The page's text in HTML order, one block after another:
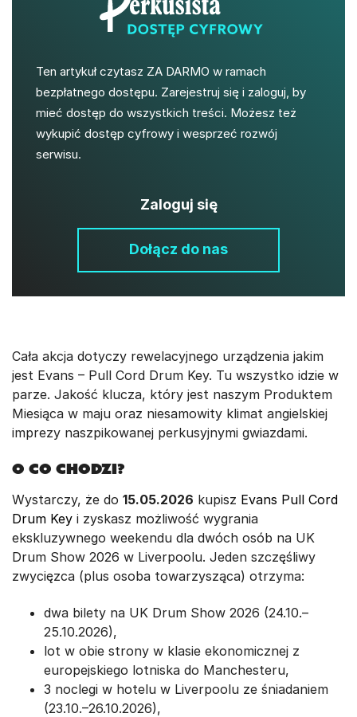
Ten artykuł czytasz ZA DARMO w ramach
bezpłatnego dostępu. Zarejestruj się i zaloguj, by
mieć dostęp do wszystkich treści. Możesz też
wykupić dostęp cyfrowy i wesprzeć rozwój
serwisu.
Zaloguj się
Dołącz do nas
Cała akcja dotyczy rewelacyjnego urządzenia jakim
jest Evans – Pull Cord Drum Key. Tu wszystko idzie w
parze. Jakość klucza, który jest naszym Produktem
Miesiąca w maju oraz niesamowity klimat angielskiej
imprezy naszpikowanej perkusyjnymi gwiazdami.
O co chodzi?
Wystarczy, że do 15.05.2026 kupisz Evans Pull Cord
Drum Key i zyskasz możliwość wygrania
ekskluzywnego weekendu dla dwóch osób na UK
Drum Show 2026 w Liverpoolu. Jeden szczęśliwy
zwycięzca (plus osoba towarzysząca) otrzyma:
dwa bilety na UK Drum Show 2026 (24.10.–
25.10.2026),
lot w obie strony w klasie ekonomicznej z
europejskiego lotniska do Manchesteru,
3 noclegi w hotelu w Liverpoolu ze śniadaniem
(23.10.–26.10.2026),